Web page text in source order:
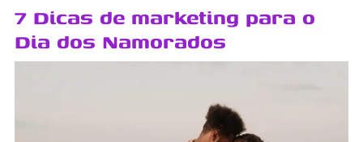
7 Dicas de marketing para o
Dia dos Namorados